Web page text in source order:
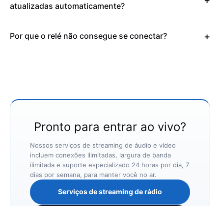
atualizadas automaticamente?
Por que o relé não consegue se conectar?
Pronto para entrar ao vivo?
Nossos serviços de streaming de áudio e vídeo
incluem conexões ilimitadas, largura de banda
ilimitada e suporte especializado 24 horas por dia, 7
dias por semana, para manter você no ar.
Serviços de streaming de rádio